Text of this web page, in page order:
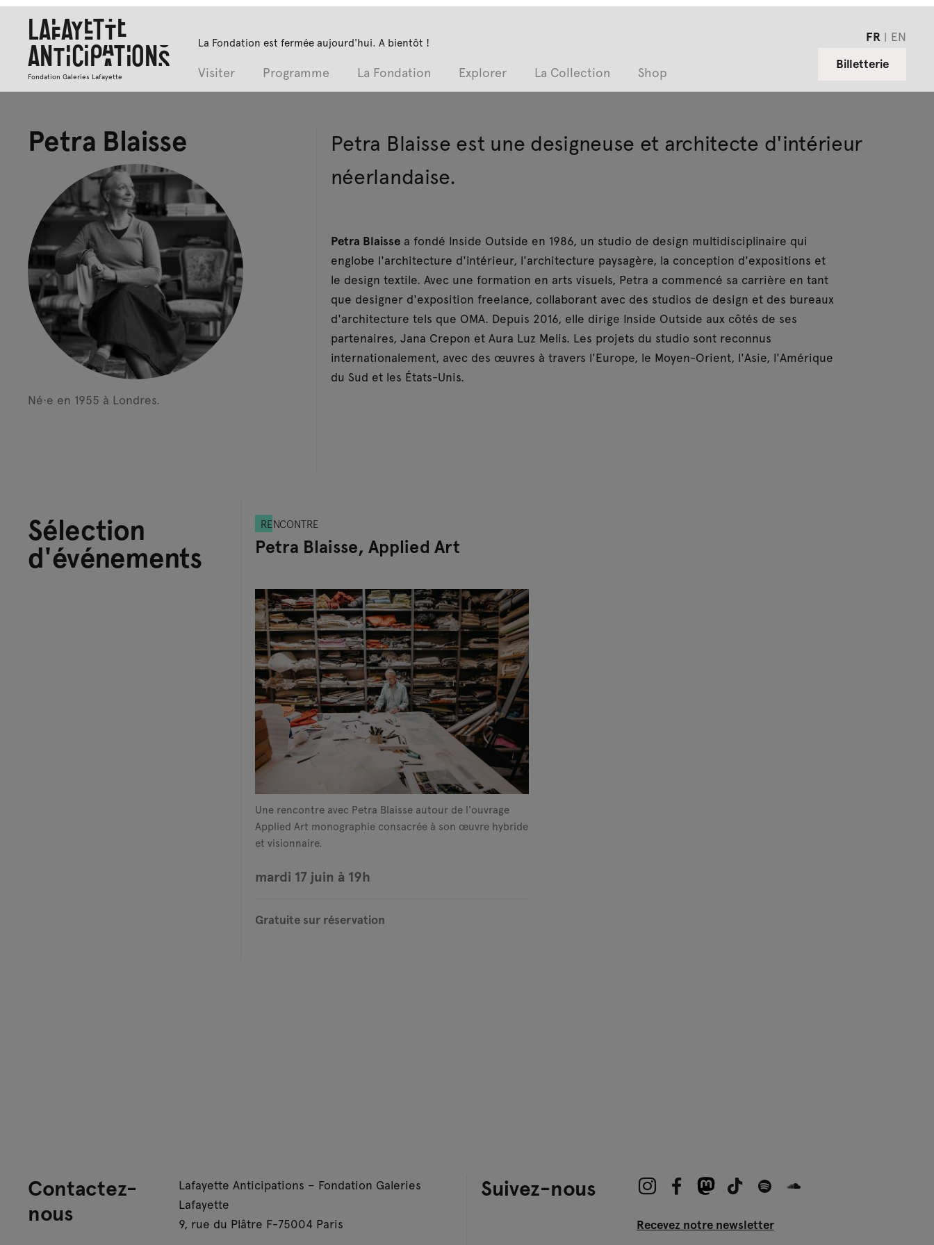
Lafayette
Anticipations
Fondation Galeries Lafayette
La Fondation est fermée aujourd'hui. A bientôt !
Visiter Programme La Fondation Explorer La Collection Shop
FR
EN
Billetterie
Petra Blaisse
Né·e en 1955 à Londres.
Petra Blaisse est une designeuse et architecte d'intérieur
néerlandaise.
Petra Blaissea fondé Inside Outside en 1986, un studio de design multidisciplinaire qui
englobe l'architecture d'intérieur, l'architecture paysagère, la conception d'expositions et
le design textile. Avec une formation en arts visuels, Petra a commencé sa carrière en tant
que designer d'exposition freelance, collaborant avec des studios de design et des bureaux
d'architecture tels que OMA. Depuis 2016, elle dirige Inside Outside aux côtés de ses
partenaires, Jana Crepon et Aura Luz Melis. Les projets du studio sont reconnus
internationalement, avec des œuvres à travers l'Europe, le Moyen-Orient, l'Asie, l'Amérique
du Sud et les États-Unis.
Sélection
d'événements
RENCONTRE
Petra Blaisse, Applied Art
Une rencontre avec Petra Blaisse autour de l'ouvrage
Applied Art monographie consacrée à son œuvre hybride
et visionnaire.
mardi 17 juin à 19h
Gratuite sur réservation
Contactez-
nous
Lafayette Anticipations – Fondation Galeries
Lafayette
9, rue du Plâtre F-75004 Paris
Suivez-nous
Recevez notre newsletter